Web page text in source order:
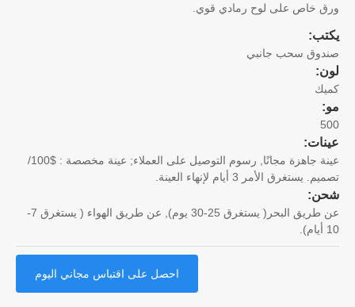
خاص على لوح رمادي قوي.
سحب جانبي
عينة جاهزة مجانًا, رسوم التوصيل على العملاء; عينة مخصصة : $100/
يستغرق الأمر 3 أيام لإنهاء العينة.
عن طريق البحر( يستغرق 25-30 يوم), عن طريق الهواء ( يستغرق 7-
احصل على اقتباس مجاني اليوم